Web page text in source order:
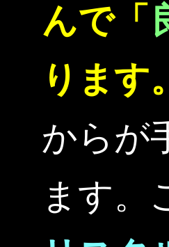
んで「
ります。
からが
ます。